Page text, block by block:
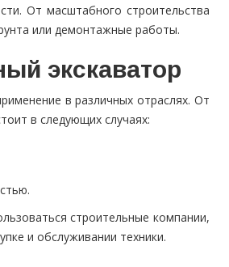
От масштабного строительства
или демонтажные работы.
экскаватор
в различных отраслях. От
в следующих случаях:
строительные компании,
и обслуживании техники.